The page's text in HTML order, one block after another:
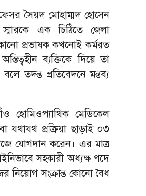
সৈয়দ মোহাম্মদ হোসেন
এক চিঠিতে জেলা
প্রভাষক কখনোই কর্মরত
ব্যক্তিকে দিয়ে তা
তদন্ত প্রতিবেদনে মন্তব্য
হোমিওপ্যাথিক মেডিকেল
যথাযথ প্রক্রিয়া ছাড়াই ০৩
যোগদান করেন। এর মাত্র
সহকারী অধ্যক্ষ পদে
নিয়োগ সংক্রান্ত কোনো বৈধ